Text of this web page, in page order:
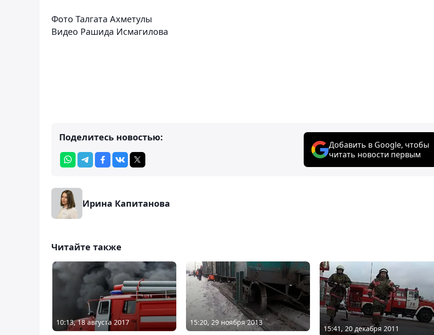
Фото Талгата Ахметулы
Видео Рашида Исмагилова
Поделитесь новостью:
Добавить в Google, чтобы
читать новости первым
Ирина Капитанова
Читайте также
10:13, 18 августа 2017 15:20, 29 ноября 2013
15:41, 20 декабря 2011